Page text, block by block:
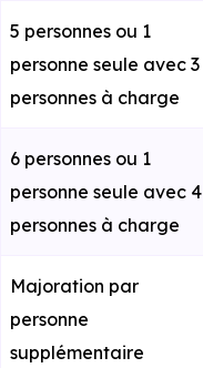
5 personnes ou 1
personne seule avec 3
personnes à charge
6 personnes ou 1
personne seule avec 4
personnes à charge
Majoration par
personne
supplémentaire